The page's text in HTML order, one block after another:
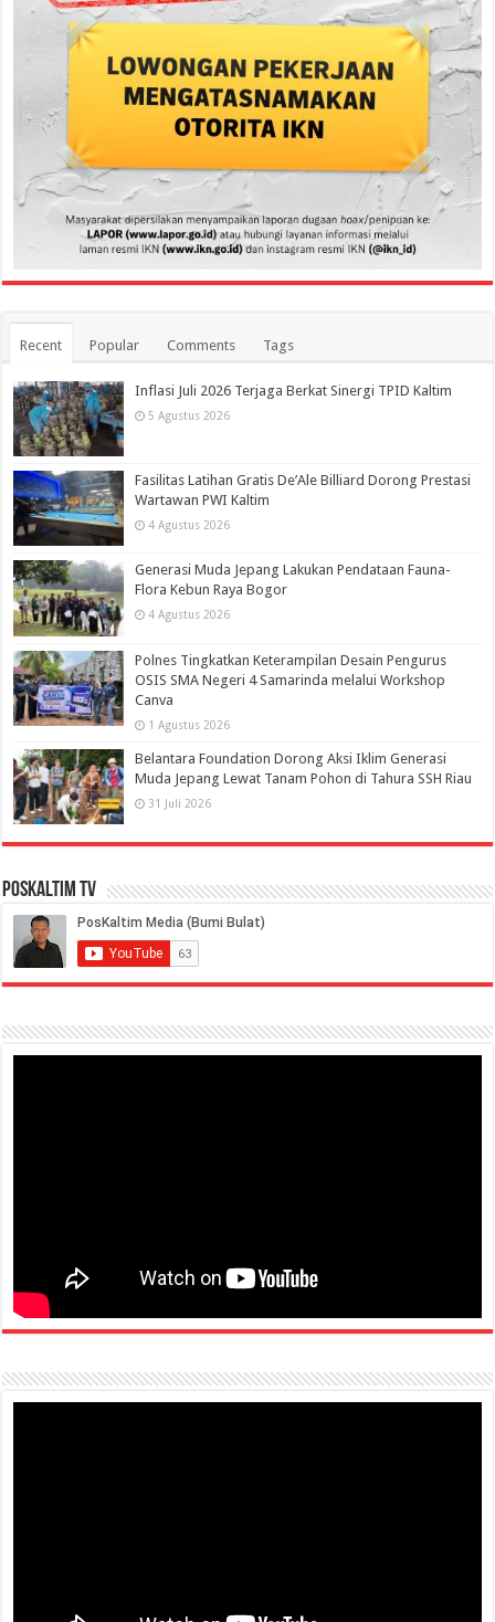
Recent Popular Comments Tags
Inflasi Juli 2026 Terjaga Berkat Sinergi TPID Kaltim
5 Agustus 2026
Fasilitas Latihan Gratis De’Ale Billiard Dorong Prestasi
Wartawan PWI Kaltim
4 Agustus 2026
Generasi Muda Jepang Lakukan Pendataan Fauna-
Flora Kebun Raya Bogor
4 Agustus 2026
Polnes Tingkatkan Keterampilan Desain Pengurus
OSIS SMA Negeri 4 Samarinda melalui Workshop
Canva
1 Agustus 2026
Belantara Foundation Dorong Aksi Iklim Generasi
Muda Jepang Lewat Tanam Pohon di Tahura SSH Riau
31 Juli 2026
PosKaltim TV